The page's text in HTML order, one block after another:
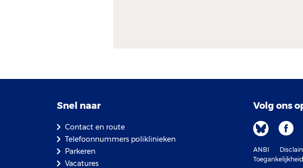
Snel naar
Contact en route
Telefoonnummers poliklinieken
Parkeren
Vacatures
Volg ons
ANBI
Toegankelijkheid